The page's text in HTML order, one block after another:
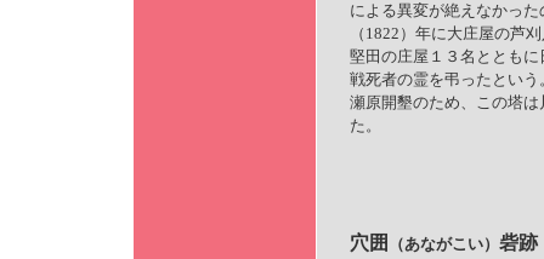
による異変が絶えなかっ
（1822）年に大庄屋の芦
堅田の庄屋１３名ととも
戦死者の霊を弔ったとい
瀬原開墾のため、この塔
た。
穴囲 （あながこい） 砦跡